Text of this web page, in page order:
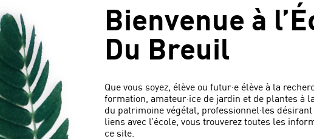
Bienvenue à
Du Breuil
Que vous soyez, élève ou futur·e élève à la
formation, amateur·ice de jardin et de plantes à
du patrimoine végétal, professionnel·les
liens avec l’école, vous trouverez toutes les
ce site.